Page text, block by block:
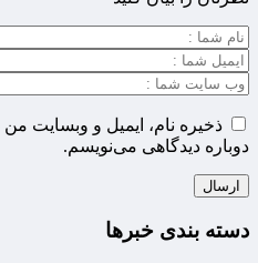
ذخیره نام، ایمیل و وبسایت
دوباره دیدگاهی می‌نویسم.
دسته بندی خبرها